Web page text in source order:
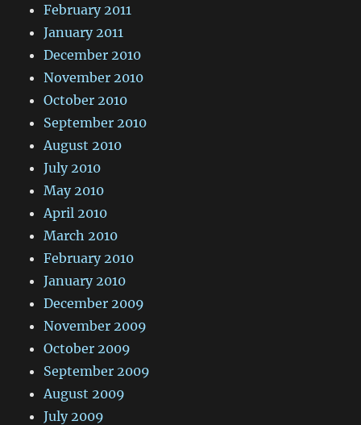
February 2011
January 2011
December 2010
November 2010
October 2010
September 2010
August 2010
July 2010
May 2010
April 2010
March 2010
February 2010
January 2010
December 2009
November 2009
October 2009
September 2009
August 2009
July 2009